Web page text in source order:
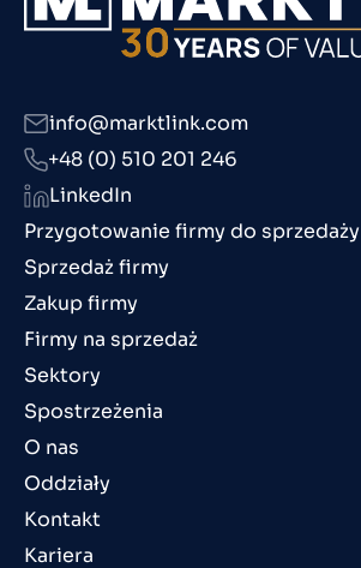
Przygotowanie firmy do sprzedaży
Sprzedaż firmy
Zakup firmy
Firmy na sprzedaż
Sektory
Spostrzeżenia
O nas
Oddziały
Kontakt
Kariera
info@marktlink.com
+48 (0) 510 201 246
LinkedIn